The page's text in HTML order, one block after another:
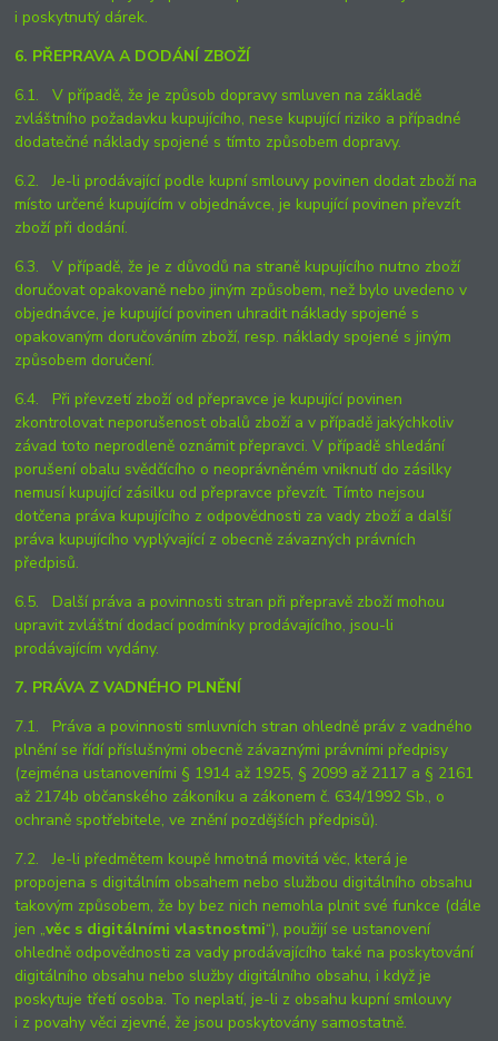
i poskytnutý dárek.
6. PŘEPRAVA A DODÁNÍ ZBOŽÍ
6.1. V případě, že je způsob dopravy smluven na základě
zvláštního požadavku kupujícího, nese kupující riziko a případné
dodatečné náklady spojené s tímto způsobem dopravy.
6.2. Je-li prodávající podle kupní smlouvy povinen dodat zboží na
místo určené kupujícím v objednávce, je kupující povinen převzít
zboží při dodání.
6.3. V případě, že je z důvodů na straně kupujícího nutno zboží
doručovat opakovaně nebo jiným způsobem, než bylo uvedeno v
objednávce, je kupující povinen uhradit náklady spojené s
opakovaným doručováním zboží, resp. náklady spojené s jiným
způsobem doručení.
6.4. Při převzetí zboží od přepravce je kupující povinen
zkontrolovat neporušenost obalů zboží a v případě jakýchkoliv
závad toto neprodleně oznámit přepravci. V případě shledání
porušení obalu svědčícího o neoprávněném vniknutí do zásilky
nemusí kupující zásilku od přepravce převzít. Tímto nejsou
dotčena práva kupujícího z odpovědnosti za vady zboží a další
práva kupujícího vyplývající z obecně závazných právních
předpisů.
6.5. Další práva a povinnosti stran při přepravě zboží mohou
upravit zvláštní dodací podmínky prodávajícího, jsou-li
prodávajícím vydány.
7. PRÁVA Z VADNÉHO PLNĚNÍ
7.1. Práva a povinnosti smluvních stran ohledně práv z vadného
plnění se řídí příslušnými obecně závaznými právními předpisy
(zejména ustanoveními § 1914 až 1925, § 2099 až 2117 a § 2161
až 2174b občanského zákoníku a zákonem č. 634/1992 Sb., o
ochraně spotřebitele, ve znění pozdějších předpisů).
7.2. Je-li předmětem koupě hmotná movitá věc, která je
propojena s digitálním obsahem nebo službou digitálního obsahu
takovým způsobem, že by bez nich nemohla plnit své funkce (dále
jen „věc s digitálními vlastnostmi“), použijí se ustanovení
ohledně odpovědnosti za vady prodávajícího také na poskytování
digitálního obsahu nebo služby digitálního obsahu, i když je
poskytuje třetí osoba. To neplatí, je-li z obsahu kupní smlouvy
i z povahy věci zjevné, že jsou poskytovány samostatně.